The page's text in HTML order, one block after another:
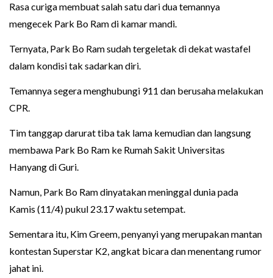
Rasa curiga membuat salah satu dari dua temannya
mengecek Park Bo Ram di kamar mandi.
Ternyata, Park Bo Ram sudah tergeletak di dekat wastafel
dalam kondisi tak sadarkan diri.
Temannya segera menghubungi 911 dan berusaha melakukan
CPR.
Tim tanggap darurat tiba tak lama kemudian dan langsung
membawa Park Bo Ram ke Rumah Sakit Universitas
Hanyang di Guri.
Namun, Park Bo Ram dinyatakan meninggal dunia pada
Kamis (11/4) pukul 23.17 waktu setempat.
Sementara itu, Kim Greem, penyanyi yang merupakan mantan
kontestan Superstar K2, angkat bicara dan menentang rumor
jahat ini.